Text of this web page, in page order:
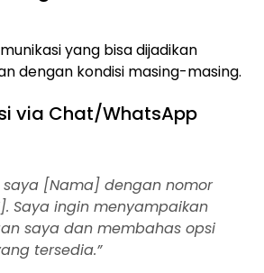
yang bisa dijadikan
dengan kondisi masing-masing.
via Chat/WhatsApp
saya [Nama] dengan nomor
Saya ingin menyampaikan
saya dan membahas opsi
tersedia.”